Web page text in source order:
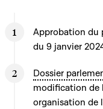
Approbation du
du 9 janvier
Dossier
modification de
organisation de